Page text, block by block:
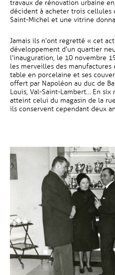
travaux de rénovation urbaine
décident à acheter trois cellules
Saint-Michel et une vitrine
Jamais ils n’ont regretté « cet
développement d’un quartier
l’inauguration, le 10 novembre
les merveilles des manufactures
table en porcelaine et ses
offert par Napoléon au duc de
Louis, Val-Saint-Lambert… En
atteint celui du magasin de la
ils conservent cependant deux